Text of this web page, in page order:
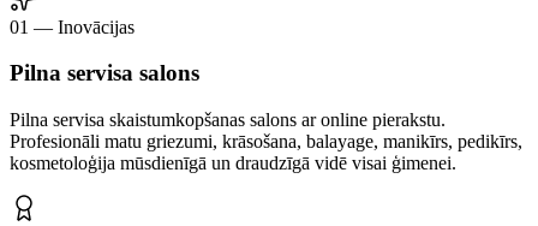
01 — Inovācijas
Pilna servisa salons
Pilna servisa skaistumkopšanas salons ar online pierakstu.
Profesionāli matu griezumi, krāsošana, balayage, manikīrs, pedikīrs,
kosmetoloģija mūsdienīgā un draudzīgā vidē visai ģimenei.